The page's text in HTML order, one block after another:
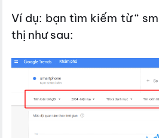
Ví dụ: bạn tìm kiếm từ “
thị như sau: